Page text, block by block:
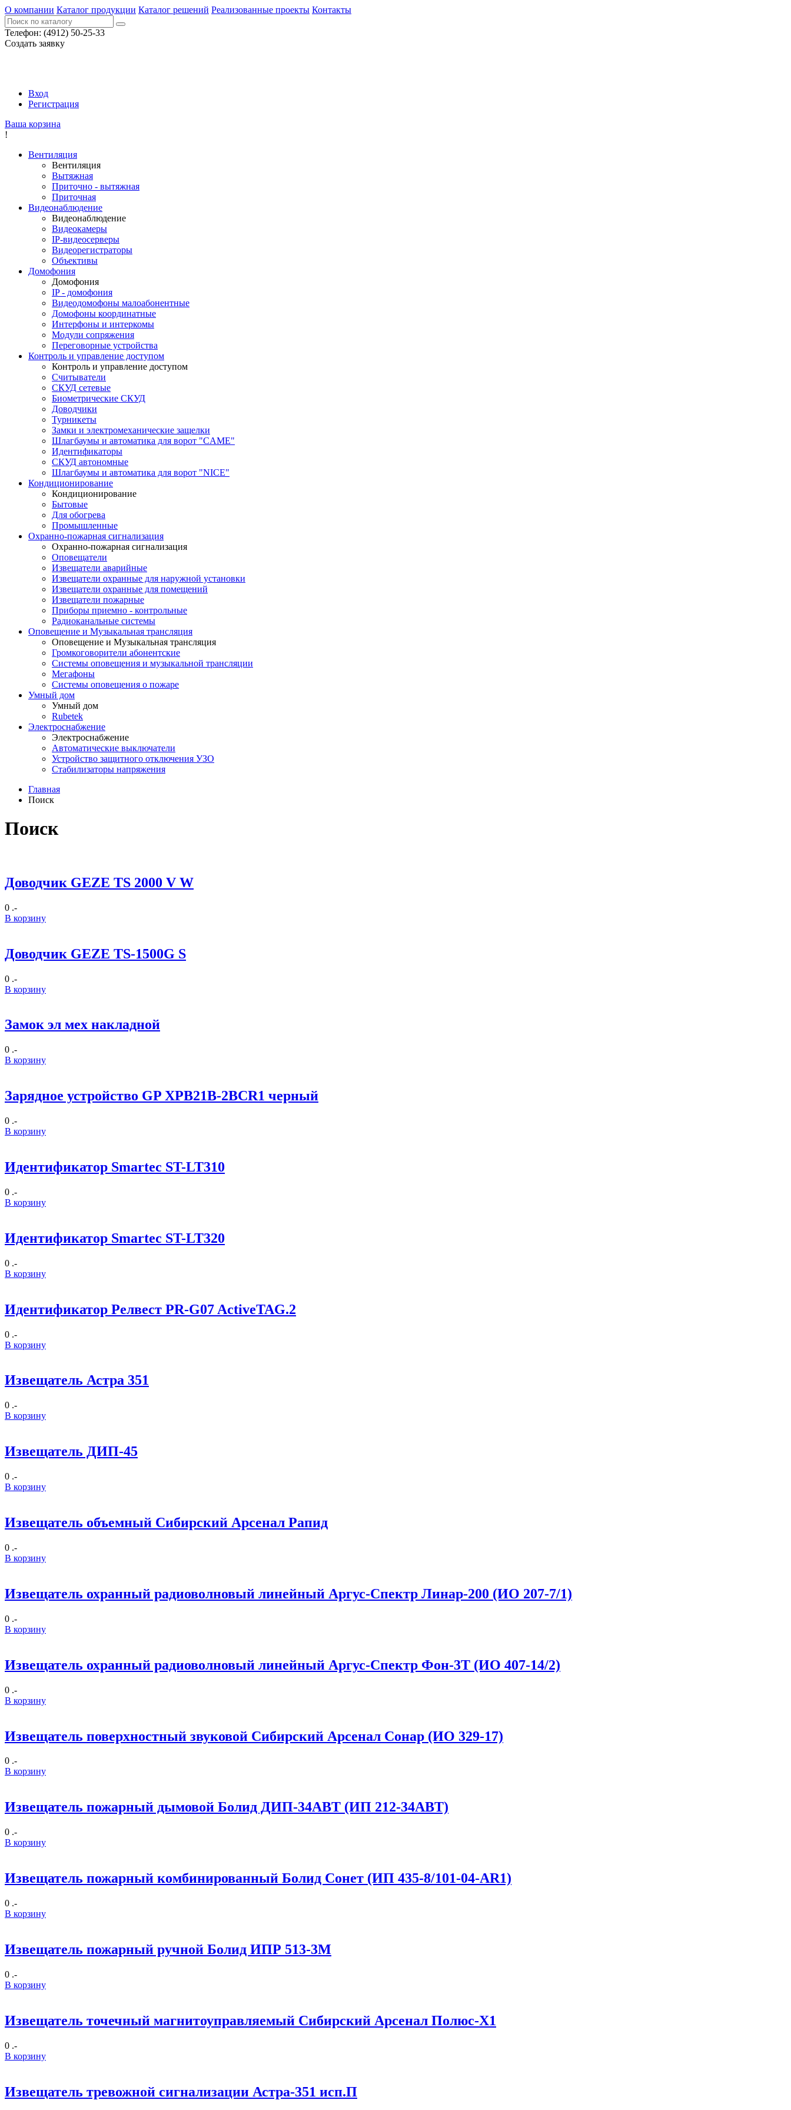
О компании Каталог продукции Каталог решений Реализованные проекты Контакты
Телефон: (4912) 50-25-33
Создать заявку
Вход
Регистрация
Ваша корзина
!
Вентиляция
Вентиляция
Вытяжная
Приточно - вытяжная
Приточная
Видеонаблюдение
Видеонаблюдение
Видеокамеры
IP-видеосерверы
Видеорегистраторы
Объективы
Домофония
Домофония
IP - домофония
Видеодомофоны малоабонентные
Домофоны координатные
Интерфоны и интеркомы
Модули сопряжения
Переговорные устройства
Контроль и управление доступом
Контроль и управление доступом
Считыватели
СКУД сетевые
Биометрические СКУД
Доводчики
Турникеты
Замки и электромеханические защелки
Шлагбаумы и автоматика для ворот "CAME"
Идентификаторы
СКУД автономные
Шлагбаумы и автоматика для ворот "NICE"
Кондиционирование
Кондиционирование
Бытовые
Для обогрева
Промышленные
Охранно-пожарная сигнализация
Охранно-пожарная сигнализация
Оповещатели
Извещатели аварийные
Извещатели охранные для наружной установки
Извещатели охранные для помещений
Извещатели пожарные
Приборы приемно - контрольные
Радиоканальные системы
Оповещение и Музыкальная трансляция
Оповещение и Музыкальная трансляция
Громкоговорители абонентские
Системы оповещения и музыкальной трансляции
Мегафоны
Системы оповещения о пожаре
Умный дом
Умный дом
Rubetek
Электроснабжение
Электроснабжение
Автоматические выключатели
Устройство защитного отключения УЗО
Стабилизаторы напряжения
Главная
Поиск
Поиск
Доводчик GEZE TS 2000 V W
0 .-
В корзину
Доводчик GEZE TS-1500G S
0 .-
В корзину
Замок эл мех накладной
0 .-
В корзину
Зарядное устройство GP XPB21B-2BCR1 черный
0 .-
В корзину
Идентификатор Smartec ST-LT310
0 .-
В корзину
Идентификатор Smartec ST-LT320
0 .-
В корзину
Идентификатор Релвест PR-G07 ActiveTAG.2
0 .-
В корзину
Извещатель Астра 351
0 .-
В корзину
Извещатель ДИП-45
0 .-
В корзину
Извещатель объемный Сибирский Арсенал Рапид
0 .-
В корзину
Извещатель охранный радиоволновый линейный Аргус-Спектр Линар-200 (ИО 207-7/1)
0 .-
В корзину
Извещатель охранный радиоволновый линейный Аргус-Спектр Фон-3Т (ИО 407-14/2)
0 .-
В корзину
Извещатель поверхностный звуковой Сибирский Арсенал Сонар (ИО 329-17)
0 .-
В корзину
Извещатель пожарный дымовой Болид ДИП-34АВТ (ИП 212-34АВТ)
0 .-
В корзину
Извещатель пожарный комбинированный Болид Сонет (ИП 435-8/101-04-AR1)
0 .-
В корзину
Извещатель пожарный ручной Болид ИПР 513-3М
0 .-
В корзину
Извещатель точечный магнитоуправляемый Сибирский Арсенал Полюс-X1
0 .-
В корзину
Извещатель тревожной сигнализации Астра-351 исп.П